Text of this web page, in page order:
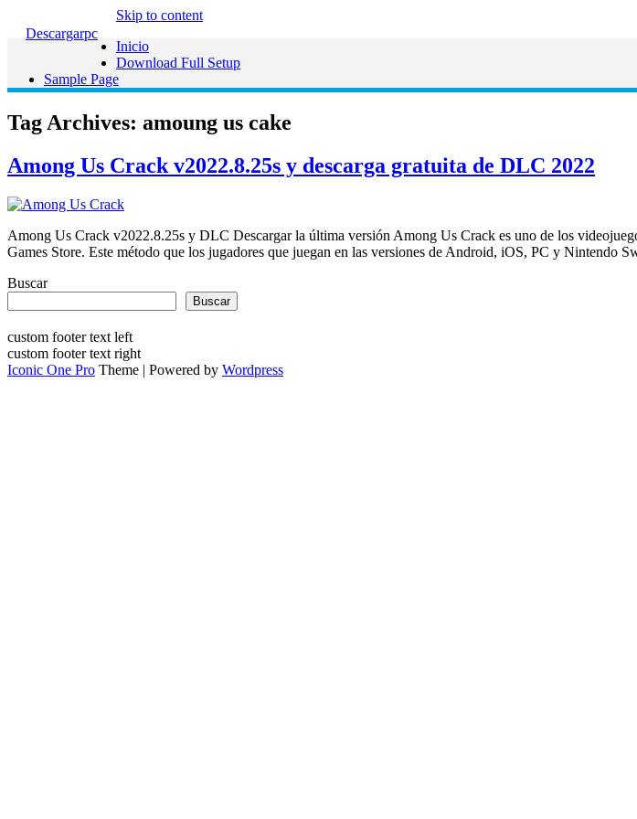
Descargarpc
Skip to content
Inicio
Download Full Setup
Sample Page
Tag Archives: amoung us cake
Among Us Crack v2022.8.25s y descarga gratuita de DLC 2022
Among Us Crack v2022.8.25s y DLC Descargar la última versión Among Us Crack es uno de los
Games Store. Este método que los jugadores que juegan en las versiones de Android, iOS, PC y Nintendo
Buscar
Buscar
custom footer text left
custom footer text right
Iconic One Pro Theme | Powered by Wordpress